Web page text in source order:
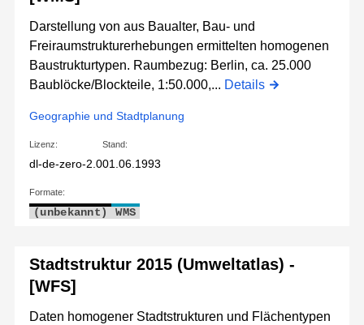
Darstellung von aus Baualter, Bau- und
Freiraumstrukturerhebungen ermittelten homogenen
Baustrukturtypen. Raumbezug: Berlin, ca. 25.000
Baublöcke/Blockteile, 1:50.000,... Details
Geographie und Stadtplanung
Lizenz:
dl-de-zero-2.0
Stand:
01.06.1993
Formate:
(unbekannt) WMS
Stadtstruktur 2015 (Umweltatlas) -
[WFS]
Daten homogener Stadtstrukturen und Flächentypen